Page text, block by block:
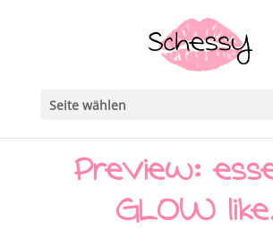
Seite wählen
Preview:
GLOW